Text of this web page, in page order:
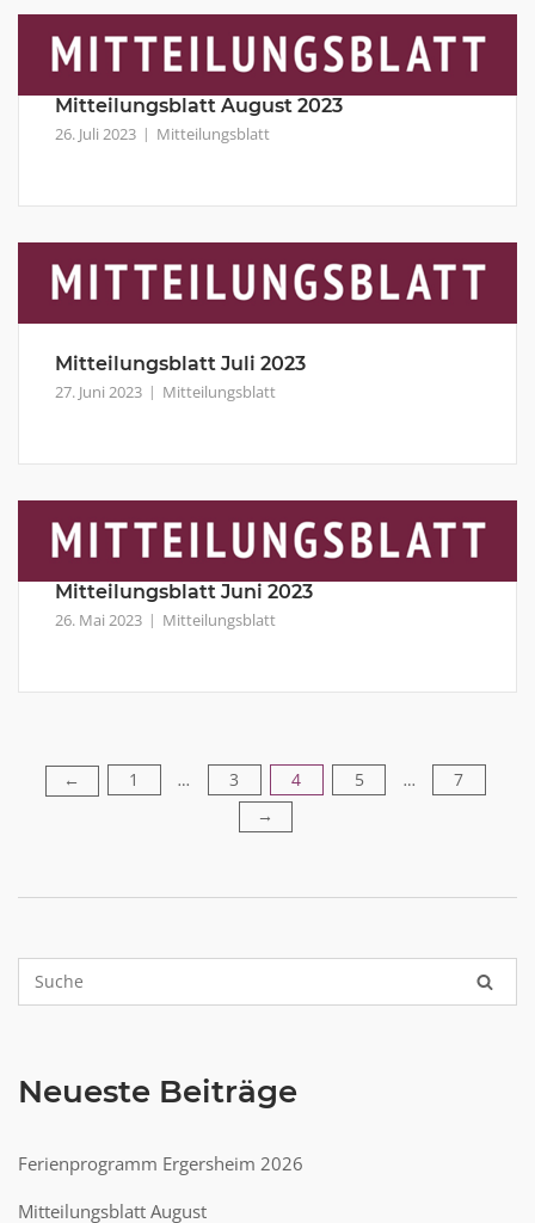
Mitteilungsblatt August 2023
26. Juli 2023 Mitteilungsblatt
Mitteilungsblatt Juli 2023
27. Juni 2023 Mitteilungsblatt
Mitteilungsblatt Juni 2023
26. Mai 2023 Mitteilungsblatt
Seitennummerierung
Beiträge
← 1 … 3 4 5 … 7
→
Neueste Beiträge
Ferienprogramm Ergersheim 2026
Mitteilungsblatt August